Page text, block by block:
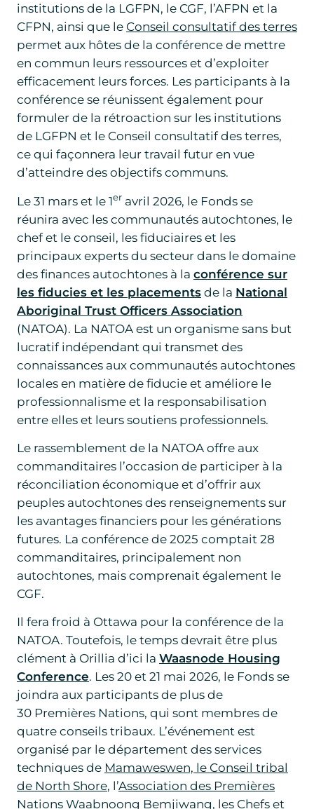
institutions de la LGFPN, le CGF, l’AFPN et la
CFPN, ainsi que le Conseil consultatif des terres
permet aux hôtes de la conférence de mettre
en commun leurs ressources et d’exploiter
efficacement leurs forces. Les participants à la
conférence se réunissent également pour
formuler de la rétroaction sur les institutions
de LGFPN et le Conseil consultatif des terres,
ce qui façonnera leur travail futur en vue
d’atteindre des objectifs communs.
Le 31 mars et le 1er avril 2026, le Fonds se
réunira avec les communautés autochtones, le
chef et le conseil, les fiduciaires et les
principaux experts du secteur dans le domaine
des finances autochtones à la conférence sur
les fiducies et les placementsde la National
Aboriginal Trust Officers Association
(NATOA). La NATOA est un organisme sans but
lucratif indépendant qui transmet des
connaissances aux communautés autochtones
locales en matière de fiducie et améliore le
professionnalisme et la responsabilisation
entre elles et leurs soutiens professionnels.
Le rassemblement de la NATOA offre aux
commanditaires l’occasion de participer à la
réconciliation économique et d’offrir aux
peuples autochtones des renseignements sur
les avantages financiers pour les générations
futures. La conférence de 2025 comptait 28
commanditaires, principalement non
autochtones, mais comprenait également le
CGF.
Il fera froid à Ottawa pour la conférence de la
NATOA. Toutefois, le temps devrait être plus
clément à Orillia d’ici la Waasnode Housing
Conference. Les 20 et 21 mai 2026, le Fonds se
joindra aux participants de plus de
30 Premières Nations, qui sont membres de
quatre conseils tribaux. L’événement est
organisé par le département des services
techniques de Mamaweswen, le Conseil tribal
de North Shore, l’Association des Premières
Nations Waabnoong Bemjiwang, les Chefs et